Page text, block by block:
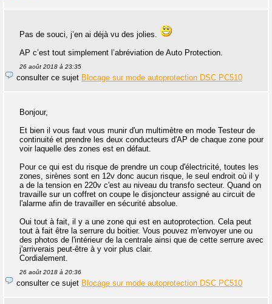
Pas de souci, j’en ai déjà vu des jolies.
AP c’est tout simplement l’abréviation de Auto Protection.
26 août 2018 à 23:35
consulter ce sujet Blocage sur mode autoprotection DSC PC510
Bonjour,
Et bien il vous faut vous munir d'un multimètre en mode Testeur de
continuité et prendre les deux conducteurs d'AP de chaque zone pour
voir laquelle des zones est en défaut.
Pour ce qui est du risque de prendre un coup d'électricité, toutes les
zones, sirènes sont en 12v donc aucun risque, le seul endroit où il y
a de la tension en 220v c'est au niveau du transfo secteur. Quand on
travaille sur un coffret on coupe le disjoncteur assigné au circuit de
l'alarme afin de travailler en sécurité absolue.
Oui tout à fait, il y a une zone qui est en autoprotection. Cela peut
tout à fait être la serrure du boitier. Vous pouvez m'envoyer une ou
des photos de l'intérieur de la centrale ainsi que de cette serrure avec
j'arriverais peut-être à y voir plus clair.
Cordialement.
26 août 2018 à 20:36
consulter ce sujet Blocage sur mode autoprotection DSC PC510